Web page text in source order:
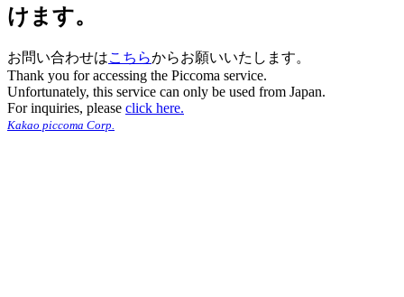
けます。
お問い合わせはこちらからお願いいたします。
Thank you for accessing the Piccoma service.
Unfortunately, this service can only be used from Japan.
For inquiries, please click here.
Kakao piccoma Corp.